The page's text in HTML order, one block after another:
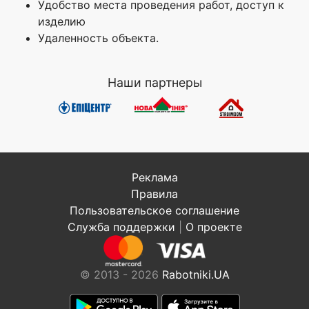
Удобство места проведения работ, доступ к
изделию
Удаленность объекта.
Наши партнеры
Реклама
Правила
Пользовательское соглашение
Служба поддержки
О проекте
© 2013 - 2026 Rabotniki.UA